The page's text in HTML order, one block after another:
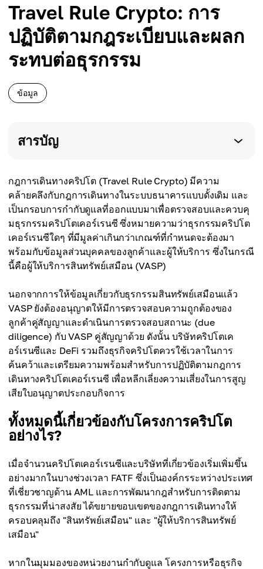
Travel Rule Crypto: การ
ปฏิบัติตามกฎระเบียบและผลก
ระทบต่อธุรกรรม
ข้อมูล
สารบัญ
กฎการเดินทางคริปโต (Travel Rule Crypto) มีความ
คล้ายคลึงกับกฎการเดินทางในระบบธนาคารแบบดั้งเดิม และ
เป็นกรอบการกำกับดูแลที่ออกแบบมาเพื่อตรวจสอบและควบคุ
มธุรกรรมคริปโตเคอร์เรนซี ซึ่งหมายความว่าธุรกรรมคริปโต
เคอร์เรนซีใดๆ ที่มีมูลค่าเกินกว่าเกณฑ์ที่กำหนดจะต้องมา
พร้อมกับข้อมูลส่วนบุคคลของลูกค้าและผู้ให้บริการ ซึ่งในกรณี
นี้คือผู้ให้บริการสินทรัพย์เสมือน (VASP)
นอกจากการให้ข้อมูลเกี่ยวกับธุรกรรมสินทรัพย์เสมือนแล้ว
VASP ยังต้องอนุญาตให้มีการตรวจสอบความถูกต้องของ
ลูกค้าคู่สัญญาและดำเนินการตรวจสอบสถานะ (due
diligence) กับ VASP คู่สัญญาด้วย ดังนั้น บริษัทคริปโตเค
อร์เรนซีและ DeFi รวมถึงธุรกิจคริปโตควรใช้เวลาในการ
ค้นคว้าและเตรียมความพร้อมสำหรับการปฏิบัติตามกฎการ
เดินทางคริปโตเคอร์เรนซี เพื่อหลีกเลี่ยงความเสี่ยงในการสูญ
เสียใบอนุญาตประกอบกิจการ
ทั้งหมดนี้เกี่ยวข้องกับโครงการคริปโต
อย่างไร?
เมื่อจำนวนคริปโตเคอร์เรนซีและบริษัทที่เกี่ยวข้องเริ่มเพิ่มขึ้น
อย่างมากในบางช่วงเวลา FATF ซึ่งเป็นองค์กรระหว่างประเทศ
ที่เชี่ยวชาญด้าน AML และการพัฒนากฎสำหรับการติดตาม
ธุรกรรมที่น่าสงสัย ได้ขยายขอบเขตของกฎการเดินทางให้
ครอบคลุมถึง "สินทรัพย์เสมือน" และ "ผู้ให้บริการสินทรัพย์
เสมือน"
หากในมุมมองของหน่วยงานกำกับดูแล โครงการหรือธุรกิจ